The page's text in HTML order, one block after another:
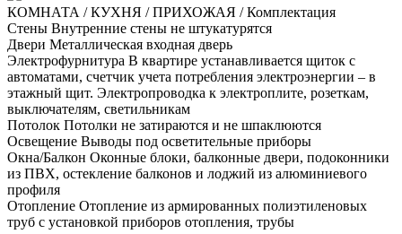
КОМНАТА / КУХНЯ / ПРИХОЖАЯ / Комплектация
Стены Внутренние стены не штукатурятся
Двери Металлическая входная дверь
Электрофурнитура В квартире устанавливается щиток с
автоматами, счетчик учета потребления электроэнергии – в
этажный щит. Электропроводка к электроплите, розеткам,
выключателям, светильникам
Потолок Потолки не затираются и не шпаклюются
Освещение Выводы под осветительные приборы
Окна/Балкон Оконные блоки, балконные двери, подоконники
из ПВХ, остекление балконов и лоджий из алюминиевого
профиля
Отопление Отопление из армированных полиэтиленовых
труб с установкой приборов отопления, трубы